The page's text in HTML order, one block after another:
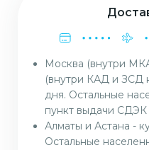
Москва (внутри
(внутри КАД и ЗСД
дня. Остальные
пункт выдачи
Алматы и Астана -
Остальные